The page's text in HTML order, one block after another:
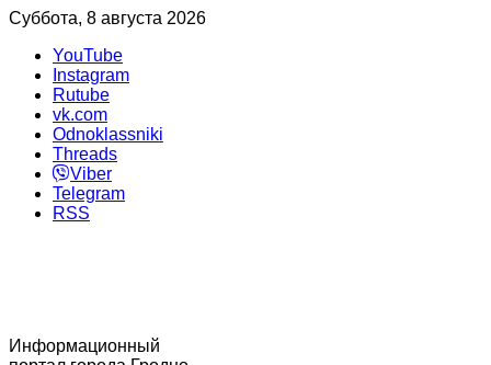
Суббота, 8 августа 2026
YouTube
Instagram
Rutube
vk.com
Odnoklassniki
Threads
Viber
Telegram
RSS
Информационный